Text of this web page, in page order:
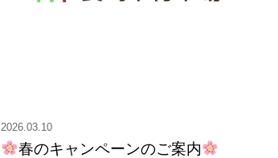
2026.03.10
春のキャンペーンのご案内